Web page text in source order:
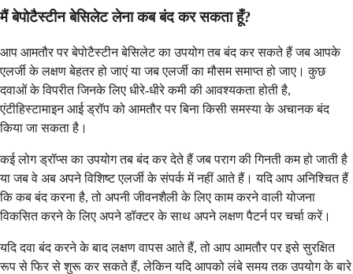
मैं बेपोटैस्टीन बेसिलेट लेना कब बंद कर सकता हूँ?
आप आमतौर पर बेपोटैस्टीन बेसिलेट का उपयोग तब बंद कर सकते हैं जब आपके
एलर्जी के लक्षण बेहतर हो जाएं या जब एलर्जी का मौसम समाप्त हो जाए। कुछ
दवाओं के विपरीत जिनके लिए धीरे-धीरे कमी की आवश्यकता होती है,
एंटीहिस्टामाइन आई ड्रॉप को आमतौर पर बिना किसी समस्या के अचानक बंद
किया जा सकता है।
कई लोग ड्रॉप्स का उपयोग तब बंद कर देते हैं जब पराग की गिनती कम हो जाती है
या जब वे अब अपने विशिष्ट एलर्जी के संपर्क में नहीं आते हैं। यदि आप अनिश्चित हैं
कि कब बंद करना है, तो अपनी जीवनशैली के लिए काम करने वाली योजना
विकसित करने के लिए अपने डॉक्टर के साथ अपने लक्षण पैटर्न पर चर्चा करें।
यदि दवा बंद करने के बाद लक्षण वापस आते हैं, तो आप आमतौर पर इसे सुरक्षित
रूप से फिर से शुरू कर सकते हैं, लेकिन यदि आपको लंबे समय तक उपयोग के बारे